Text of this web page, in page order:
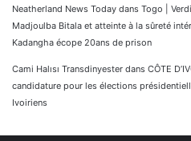
Neatherland News Today dans Togo |
Madjoulba Bitala et atteinte à la sûreté
Kadangha écope 20ans de prison
Cami Halısı Transdinyester dans CÔTE
candidature pour les élections
Ivoiriens